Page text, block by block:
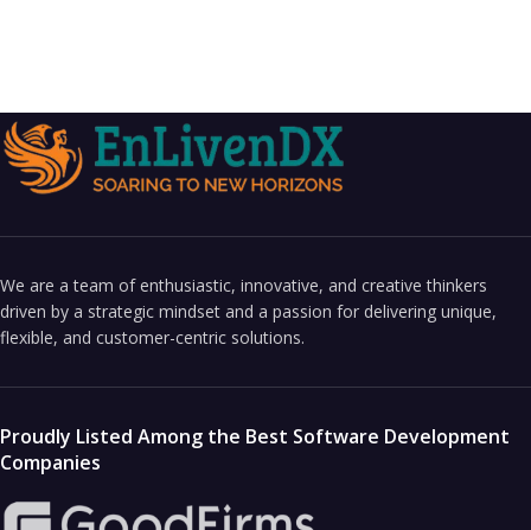
We are a team of enthusiastic, innovative, and creative thinkers
driven by a strategic mindset and a passion for delivering unique,
flexible, and customer-centric solutions.
Proudly Listed Among the Best Software Development
Companies